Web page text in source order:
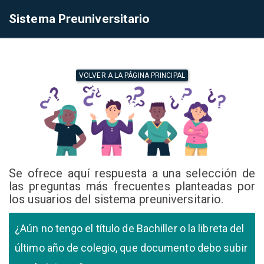
Sistema Preuniversitario
VOLVER A LA PÁGINA PRINCIPAL
Se ofrece aquí respuesta a una selección de
las preguntas más frecuentes planteadas por
los usuarios del sistema preuniversitario.
¿Aún no tengo el título de Bachiller o la libreta del
último año de colegio, que documento debo subir